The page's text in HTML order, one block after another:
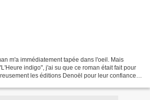
m'a immédiatement tapée dans l'oeil. Mais
indigo", j'ai su que ce roman était fait pour
les éditions Denoël pour leur confiance.